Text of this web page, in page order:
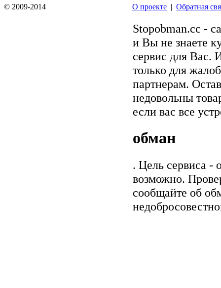
© 2009-2014 О проекте | Обратная
Stopobman.cc -
и Вы не знаете
сервис для Вас.
только для
партнерам.
недовольны
если вас все
обман
. Цель сервиса -
возможно.
сообщайте об